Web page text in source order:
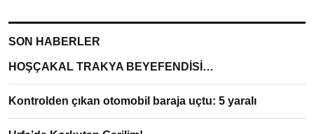
SON HABERLER
HOŞÇAKAL TRAKYA BEYEFENDİSİ…
Kontrolden çıkan otomobil baraja uçtu: 5 yaralı